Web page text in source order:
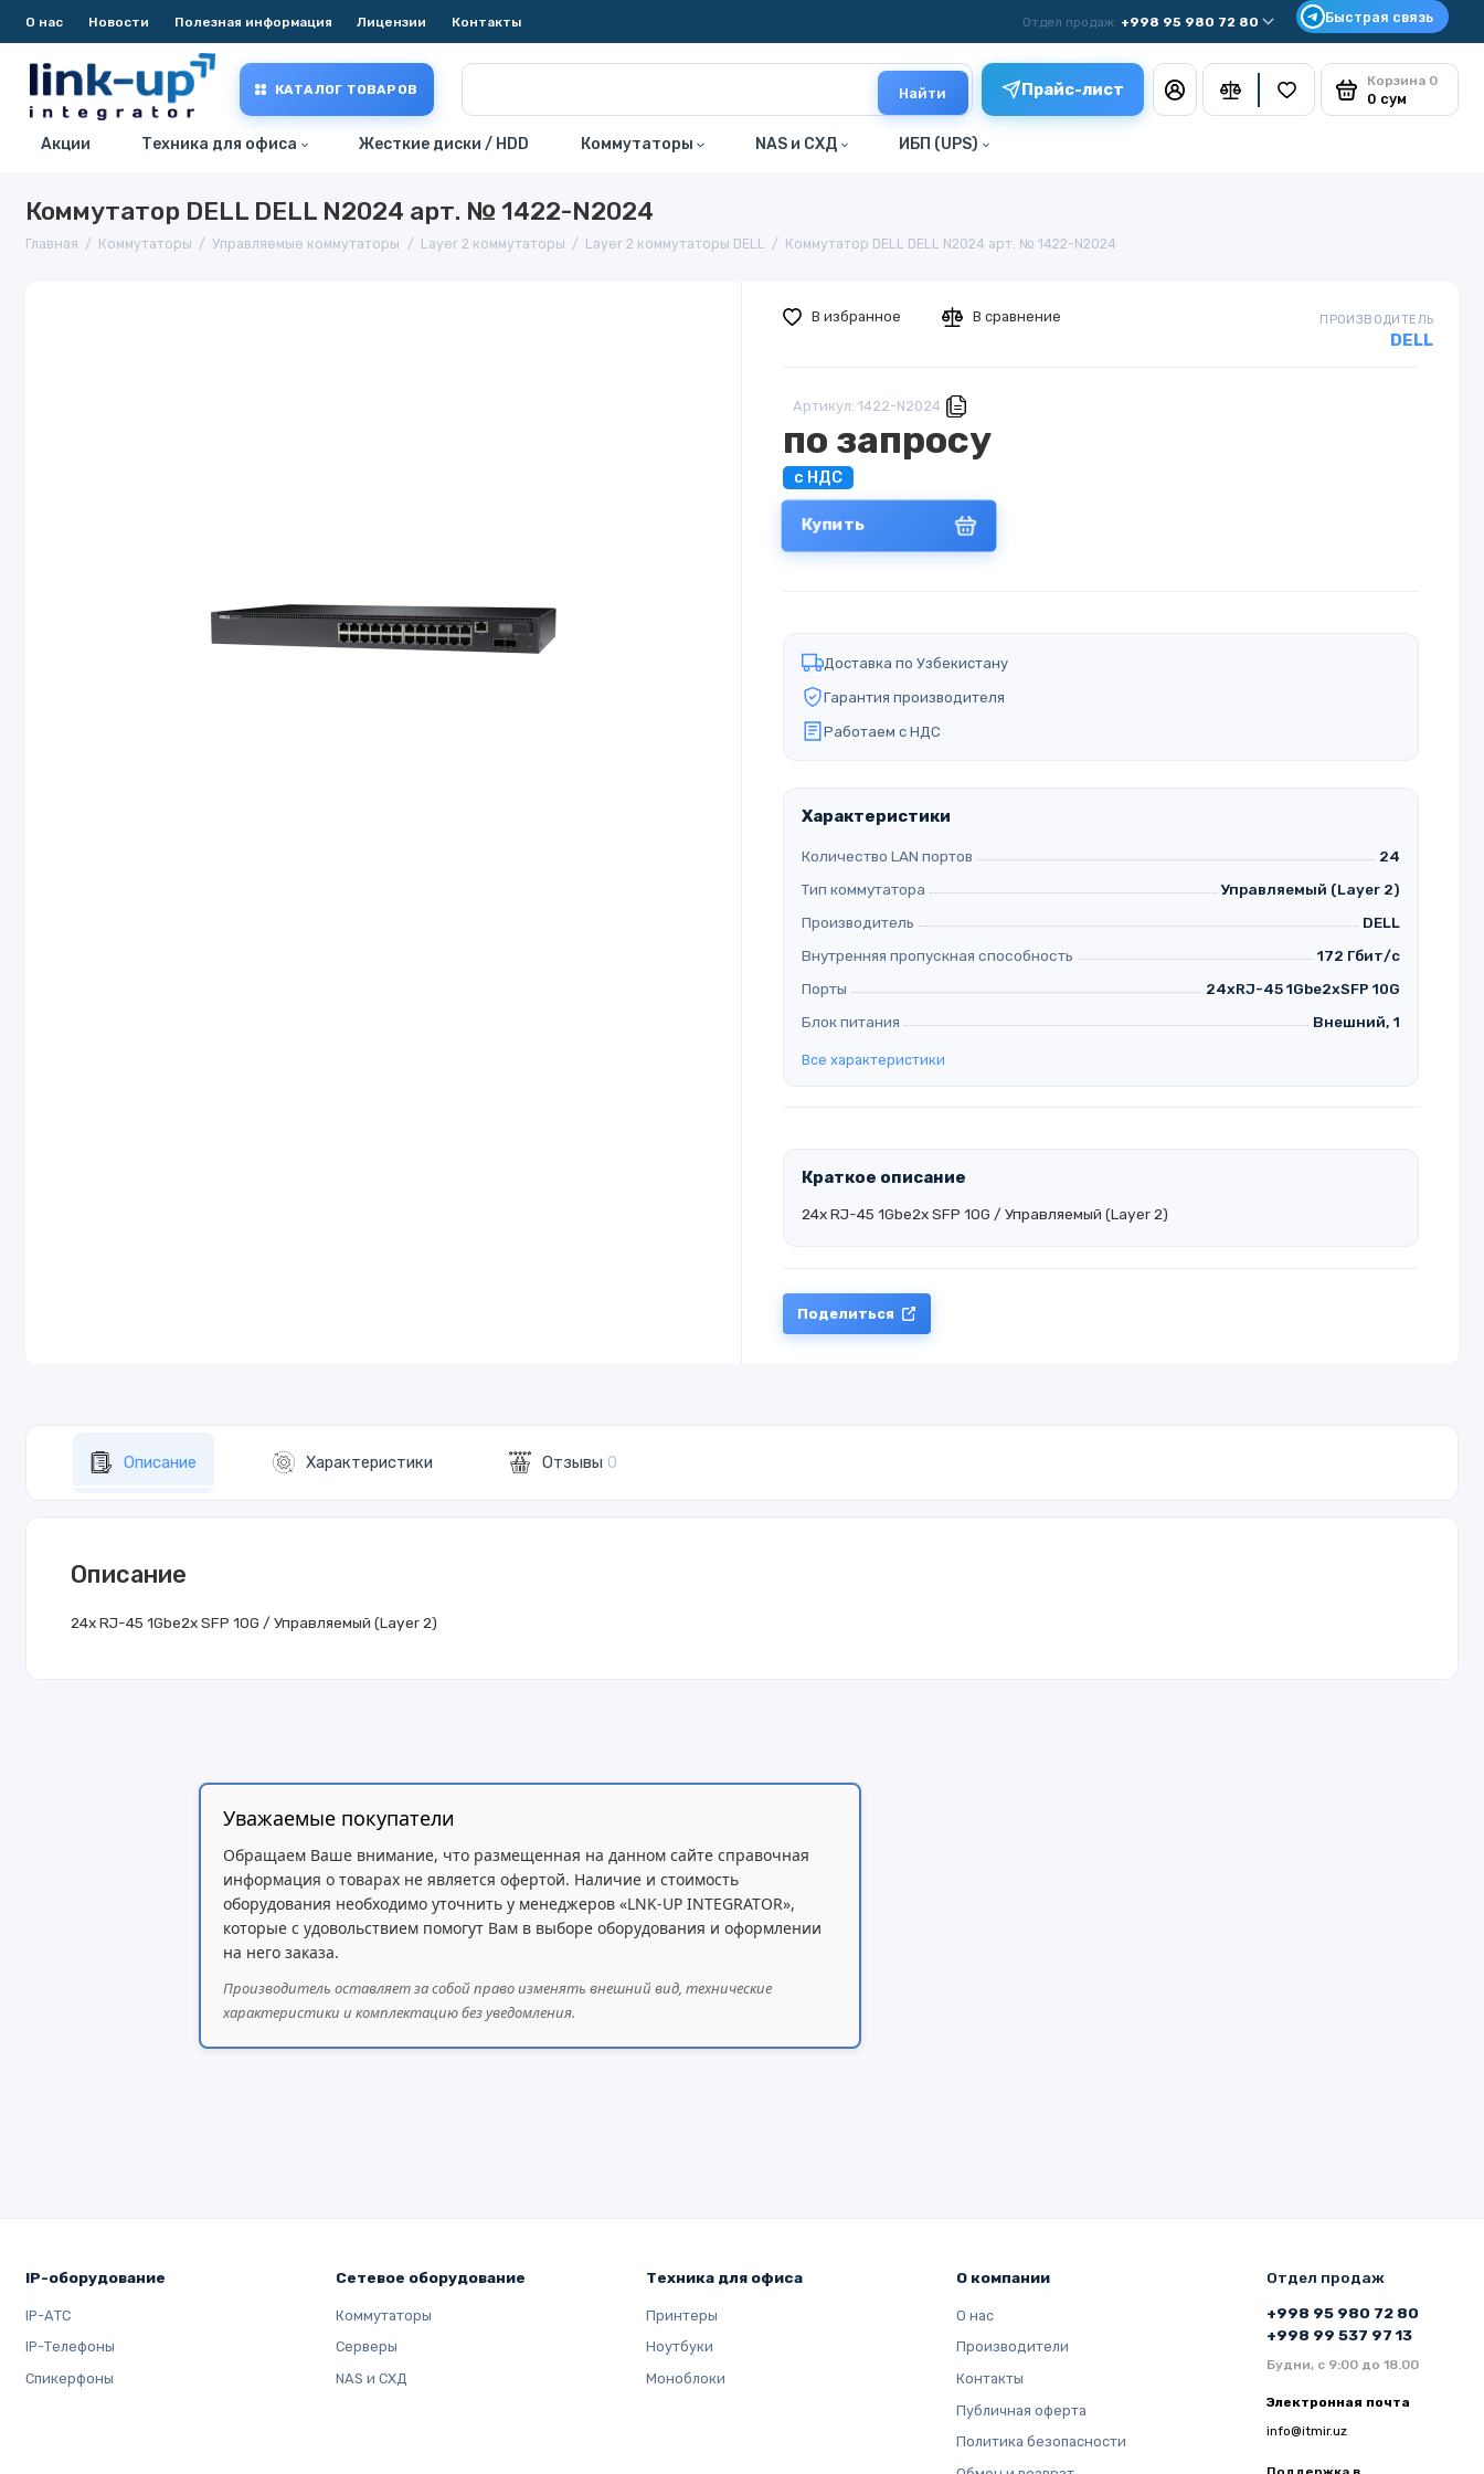
О нас Новости Полезная информация Лицензии Контакты Отдел продаж +998 95 980 72 80
КАТАЛОГ ТОВАРОВ Найти Прайс-лист Корзина 0
0 сум
Акции Техника для офиса Жесткие диски / HDD Коммутаторы NAS и СХД ИБП (UPS)
Коммутатор DELL DELL N2024 арт. № 1422-N2024
Главная Коммутаторы Управляемые коммутаторы Layer 2 коммутаторы Layer 2 коммутаторы DELL Коммутатор DELL DELL N2024 арт. № 1422-N2024
Артикул: 1422-N2024
DELL
ПРОИЗВОДИТЕЛЬ
по запросу
с НДС
Купить
Доставка по Узбекистану
Гарантия производителя
Работаем с НДС
В избранное В сравнение
Характеристики
Количество LAN портов
24
Тип коммутатора
Управляемый (Layer 2)
Производитель
DELL
Внутренняя пропускная способность
172 Гбит/с
Порты
24xRJ-45 1Gbe2xSFP 10G
Блок питания
Внешний, 1
Все характеристики
Краткое описание
24x RJ-45 1Gbe2x SFP 10G / Управляемый (Layer 2)
Поделиться
Описание Характеристики Отзывы 0
Описание
24x RJ-45 1Gbe2x SFP 10G / Управляемый (Layer 2)
Уважаемые покупатели
Обращаем Ваше внимание, что размещенная на данном сайте справочная
информация о товарах не является офертой. Наличие и стоимость
оборудования необходимо уточнить у менеджеров «LNK-UP INTEGRATOR»,
которые с удовольствием помогут Вам в выборе оборудования и оформлении
на него заказа.
Производитель оставляет за собой право изменять внешний вид, технические
характеристики и комплектацию без уведомления.
IP-оборудование
IP-АТС
IP-Телефоны
Спикерфоны
Сетевое оборудование
Коммутаторы
Серверы
NAS и СХД
Техника для офиса
Принтеры
Ноутбуки
Моноблоки
О компании
О нас
Производители
Контакты
Публичная оферта
Политика безопасности
Отдел продаж
+998 95 980 72 80
+998 99 537 97 13
Будни, с 9:00 до 18.00
Электронная почта
info@itmir.uz